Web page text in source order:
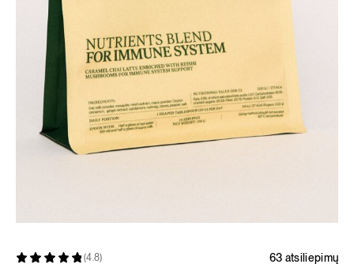
(4.8) 63 atsiliepimų